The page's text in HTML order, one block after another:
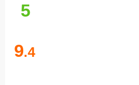
5
9.4